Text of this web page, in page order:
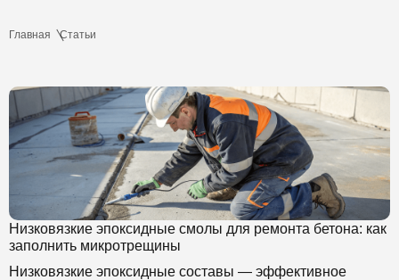
Главная Статьи
Низковязкие эпоксидные смолы для ремонта бетона: как
заполнить микротрещины
Низковязкие эпоксидные составы — эффективное